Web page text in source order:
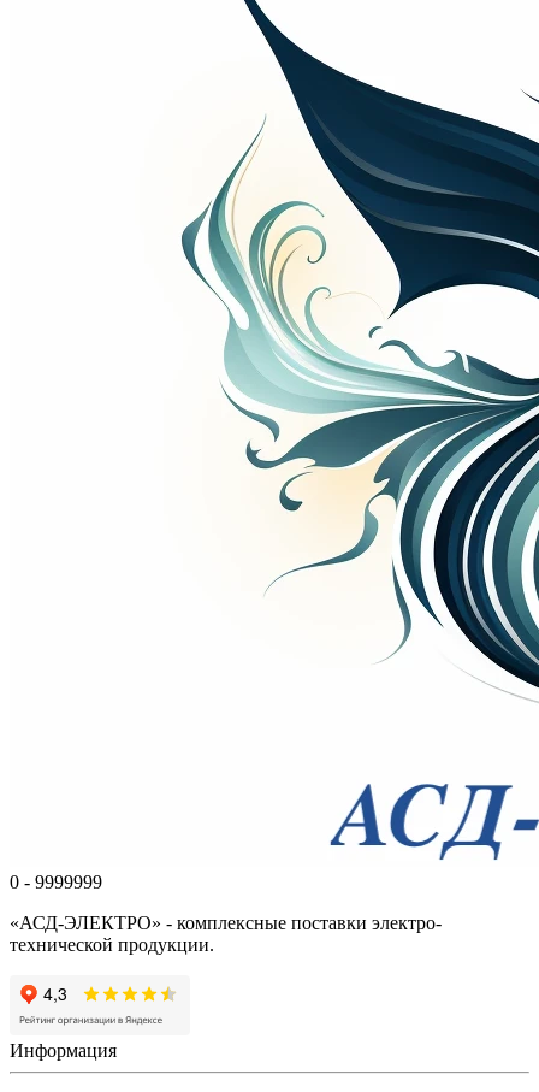
0 - 9999999
«АСД-ЭЛЕКТРО» - комплексные поставки электро-
технической продукции.
Информация